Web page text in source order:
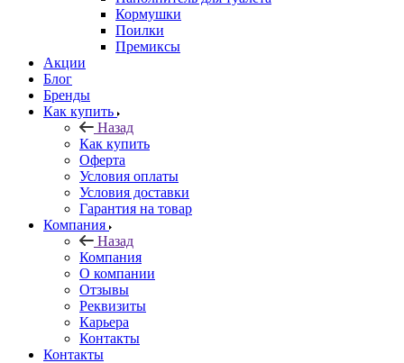
Кормушки
Поилки
Премиксы
Акции
Блог
Бренды
Как купить
Назад
Как купить
Оферта
Условия оплаты
Условия доставки
Гарантия на товар
Компания
Назад
Компания
О компании
Отзывы
Реквизиты
Карьера
Контакты
Контакты